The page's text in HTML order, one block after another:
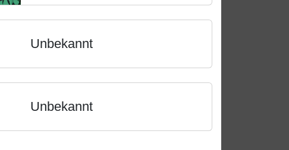
Unbekannt
Unbekannt